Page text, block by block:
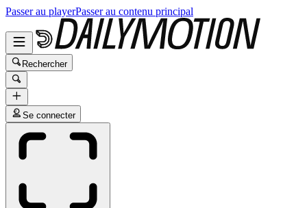
Passer au playerPasser au contenu principal
Rechercher
Se connecter